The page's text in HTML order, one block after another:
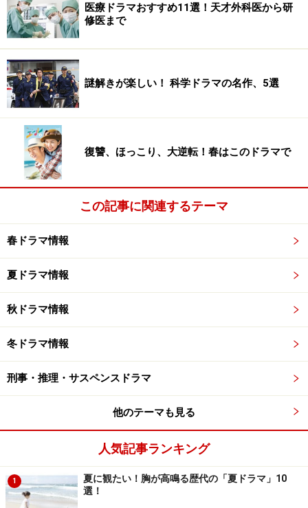
医療ドラマおすすめ11選！天才外科医から研
修医まで
謎解きが楽しい！ 科学ドラマの名作、5選
復讐、ほっこり、大逆転！春はこのドラマで
この記事に関連するテーマ
春ドラマ情報
夏ドラマ情報
秋ドラマ情報
冬ドラマ情報
刑事・推理・サスペンスドラマ
他のテーマも見る
人気記事ランキング
1
夏に観たい！胸が高鳴る歴代の「夏ドラマ」10
選！